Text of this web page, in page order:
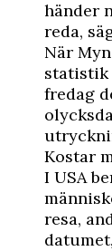
händer
reda,
När
statistik
fredag
Kostar
I USA
resa,